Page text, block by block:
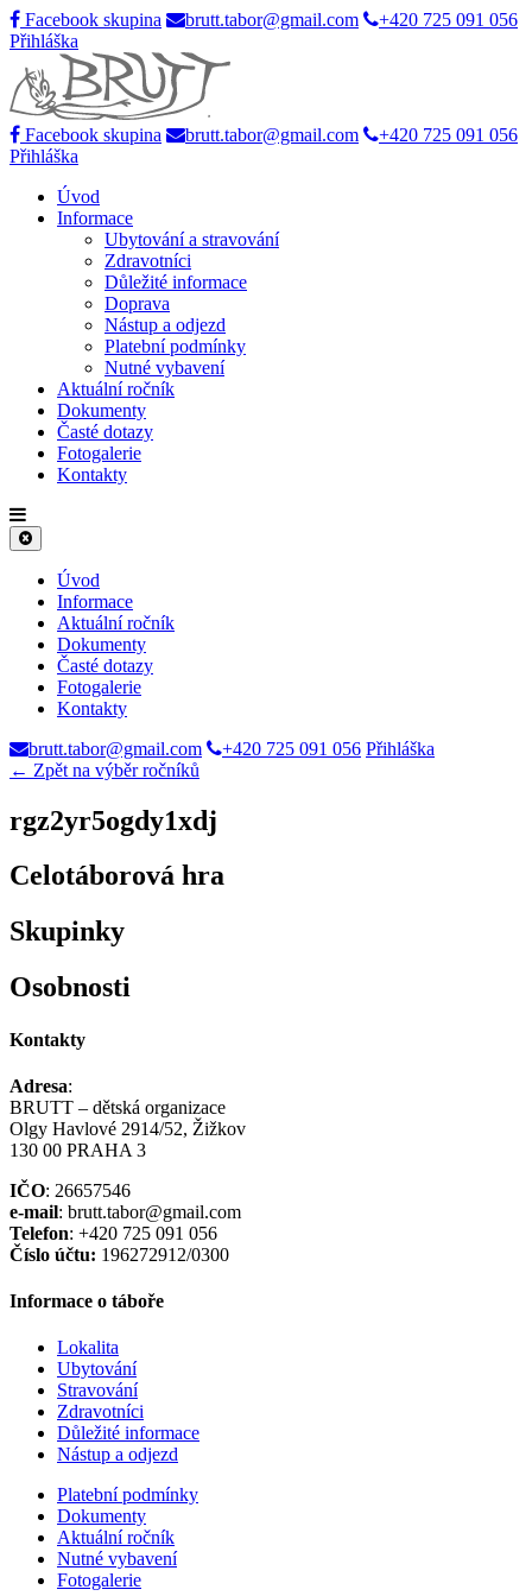
Facebook skupina brutt.tabor@gmail.com
+420 725 091 056
Přihláška
Facebook skupina brutt.tabor@gmail.com
+420 725 091 056
Přihláška
Úvod
Informace
Ubytování a stravování
Zdravotníci
Důležité informace
Doprava
Nástup a odjezd
Platební podmínky
Nutné vybavení
Aktuální ročník
Dokumenty
Časté dotazy
Fotogalerie
Kontakty
Úvod
Informace
Aktuální ročník
Dokumenty
Časté dotazy
Fotogalerie
Kontakty
brutt.tabor@gmail.com
+420 725 091 056 Přihláška
← Zpět na výběr ročníků
rgz2yr5ogdy1xdj
Celotáborová hra
Skupinky
Osobnosti
Kontakty
Adresa:
BRUTT – dětská organizace
Olgy Havlové 2914/52, Žižkov
130 00 PRAHA 3
IČO: 26657546
e-mail: brutt.tabor@gmail.com
Telefon: +420 725 091 056
Číslo účtu: 196272912/0300
Informace o táboře
Lokalita
Ubytování
Stravování
Zdravotníci
Důležité informace
Nástup a odjezd
Platební podmínky
Dokumenty
Aktuální ročník
Nutné vybavení
Fotogalerie